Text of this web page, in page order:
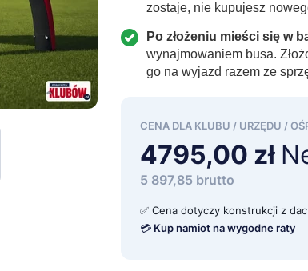
dotacją
zostaje, nie kupujesz
Po złożeniu mieści się w
wynajmowaniem busa.
go na wyjazd razem ze
5 897,85 brutto
✅ Cena dotyczy konstrukcji z
💳 Kup namiot na wygodne raty
CENA DLA KLUBU / URZĘDU /
4795,00 zł